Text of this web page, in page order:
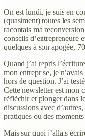
On est lundi, je suis en
(quasiment) toutes les
racontais ma
conseils d’entrepreneure
quelques à son apogée,
Quand j’ai repris
mon entreprise, je
hors de question. J’ai
Cette newsletter est mon
réfléchir et plonger dans
discussions avec
pratiques ou des
Mais sur quoi j’allais